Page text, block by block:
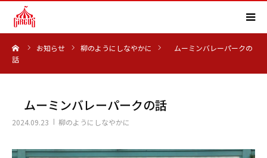
お知らせ 柳のようにしなやかに
ムーミンバレーパークの
話
ムーミンバレーパークの話
2024.09.23 柳のようにしなやかに
HOME
実績紹介
会社概要